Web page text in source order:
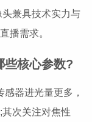
兼具技术实力与
播需求。
些核心参数?
器进光量更多，
次关注对焦性